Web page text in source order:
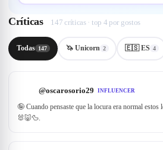
Críticas 147 críticas · top 4 por gostos
Todas 147 🦄 Unicorn 2 🇪🇸 ES 4
@oscarosorio29 INFLUENCER
🤪 Cuando pensaste que la locura era normal
🐰🐷🦆.